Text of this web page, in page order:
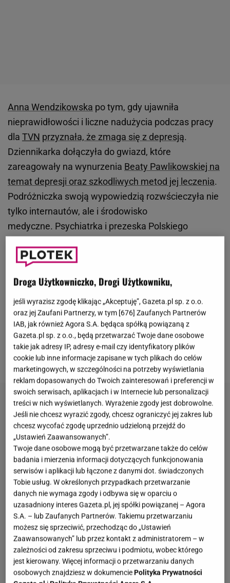
Anna Wendzikowska po tym, gdy ujawniła
nieprawidłowości i liczne nadużycia podczas pracy
dla TVN przyznała, że zmaga się z depresją.
Dziennikarka dołączyła do gwiazd, które
zareagowały na wynurzenia Beaty Pawlikowskiej na
temat depresji oraz szkodliwych metod jej leczenia.
Podróżniczka swoją wypowiedzią rozwścieczyła nie
tylko internautów, ale i środowisko
medyczne. Psychiatrka i prezeska Polskiego
zarzuciła jej manipulację oraz mylenie grup leków.
Podkreśliła też, że będzie dążyć, by uniemożliwić jej
publiczne wypowiadanie się w kwestiach zdrowia
psychicznego.Wendzikowska, która wprost
przyznała, że zmaga się z depresją,
opublikowała szokujące fragmenty artykułów,
porównujące przyjmowanie leków na depresję do
placebo.
Droga Użytkowniczko, Drogi Użytkowniku,
jeśli wyrazisz zgodę klikając „Akceptuję”, Gazeta.pl sp. z o.o.
oraz jej Zaufani Partnerzy, w tym [676] Zaufanych Partnerów
IAB, jak również Agora S.A. będąca spółką powiązaną z
Gazeta.pl sp. z o.o., będą przetwarzać Twoje dane osobowe
takie jak adresy IP, adresy e-mail czy identyfikatory plików
cookie lub inne informacje zapisane w tych plikach do celów
marketingowych, w szczególności na potrzeby wyświetlania
reklam dopasowanych do Twoich zainteresowań i preferencji w
swoich serwisach, aplikacjach i w Internecie lub personalizacji
treści w nich wyświetlanych. Wyrażenie zgody jest dobrowolne.
Jeśli nie chcesz wyrazić zgody, chcesz ograniczyć jej zakres lub
chcesz wycofać zgodę uprzednio udzieloną przejdź do
„Ustawień Zaawansowanych”.
Twoje dane osobowe mogą być przetwarzane także do celów
badania i mierzenia informacji dotyczących funkcjonowania
serwisów i aplikacji lub łączone z danymi dot. świadczonych
Tobie usług. W określonych przypadkach przetwarzanie
danych nie wymaga zgody i odbywa się w oparciu o
uzasadniony interes Gazeta.pl, jej spółki powiązanej – Agora
S.A. – lub Zaufanych Partnerów. Takiemu przetwarzaniu
możesz się sprzeciwić, przechodząc do „Ustawień
Zaawansowanych” lub przez kontakt z administratorem – w
zależności od zakresu sprzeciwu i podmiotu, wobec którego
jest kierowany. Więcej informacji o przetwarzaniu danych
osobowych znajdziesz w dokumenciePolityka Prywatności